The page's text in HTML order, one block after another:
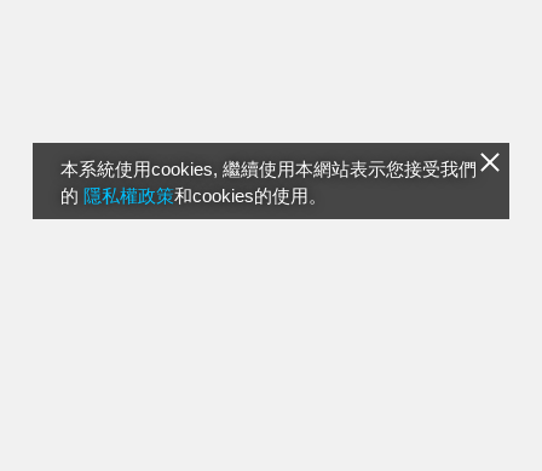
本系統使用cookies, 繼續使用本網站表示您接受我們
的 隱私權政策和cookies的使用。